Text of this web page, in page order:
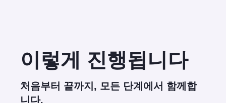
이렇게 진행됩니다
처음부터 끝까지, 모든 단계에서 함께합
니다.